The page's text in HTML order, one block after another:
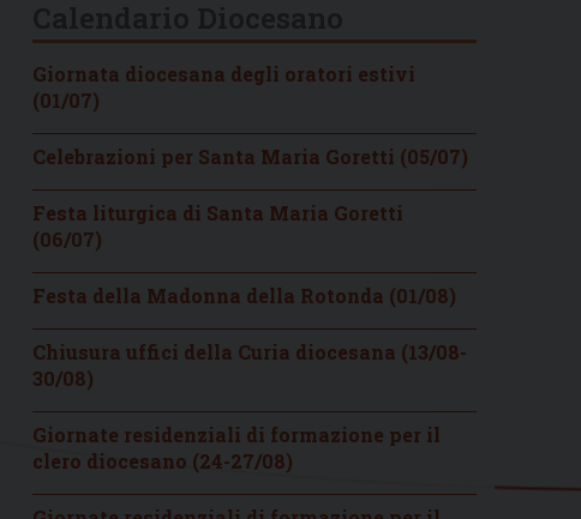
Giornata diocesana degli oratori estivi
(01/07)
Celebrazioni per Santa Maria Goretti (05/07)
Festa liturgica di Santa Maria Goretti
(06/07)
Festa della Madonna della Rotonda (01/08)
Chiusura uffici della Curia diocesana (13/08-
30/08)
Giornate residenziali di formazione per il
clero diocesano (24-27/08)